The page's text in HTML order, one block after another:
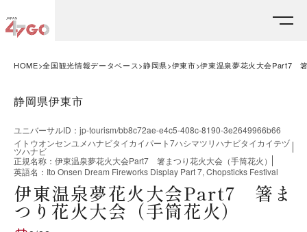
HOME 全国観光情報データベース 静岡県 伊東市 伊東温泉夢花火大会Part7
静岡県伊東市
ユニバーサルID ： jp-tourism/bb8c72ae-e4c5-408c-8190-3e2649966b66
イトウオンセンユメハナビタイカイパート7ハシマツリハナビタイカイテヅ
ツハナビ
正規名称 ： 伊東温泉夢花火大会Part7 箸まつり花火大会（手筒花火）
英語名 ： Ito Onsen Dream Fireworks Display Part 7, Chopsticks Festival
伊東温泉夢花火大会Part7 箸ま
つり花火大会（手筒花火）